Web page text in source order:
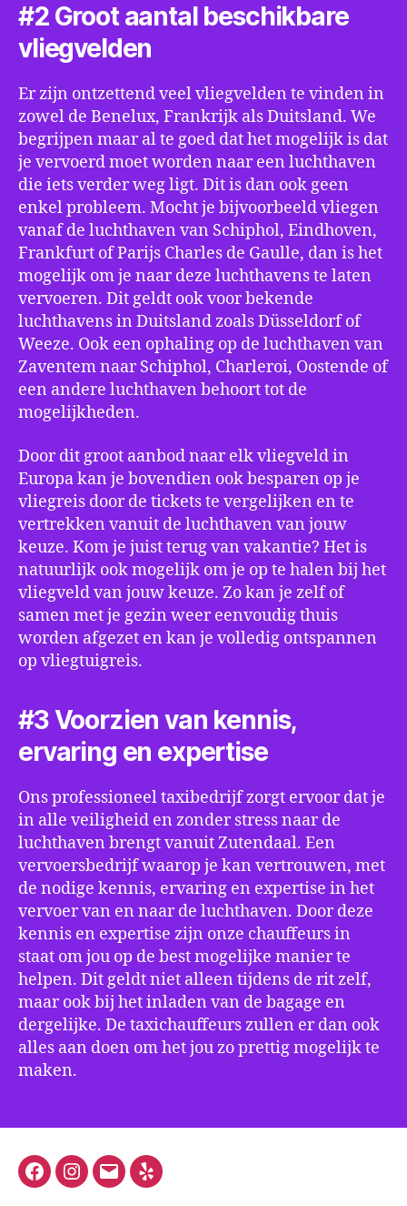
#2 Groot aantal beschikbare
vliegvelden
Er zijn ontzettend veel vliegvelden te vinden in
zowel de Benelux, Frankrijk als Duitsland. We
begrijpen maar al te goed dat het mogelijk is dat
je vervoerd moet worden naar een luchthaven
die iets verder weg ligt. Dit is dan ook geen
enkel probleem. Mocht je bijvoorbeeld vliegen
vanaf de luchthaven van Schiphol, Eindhoven,
Frankfurt of Parijs Charles de Gaulle, dan is het
mogelijk om je naar deze luchthavens te laten
vervoeren. Dit geldt ook voor bekende
luchthavens in Duitsland zoals Düsseldorf of
Weeze. Ook een ophaling op de luchthaven van
Zaventem naar Schiphol, Charleroi, Oostende of
een andere luchthaven behoort tot de
mogelijkheden.
Door dit groot aanbod naar elk vliegveld in
Europa kan je bovendien ook besparen op je
vliegreis door de tickets te vergelijken en te
vertrekken vanuit de luchthaven van jouw
keuze. Kom je juist terug van vakantie? Het is
natuurlijk ook mogelijk om je op te halen bij het
vliegveld van jouw keuze. Zo kan je zelf of
samen met je gezin weer eenvoudig thuis
worden afgezet en kan je volledig ontspannen
op vliegtuigreis.
#3 Voorzien van kennis,
ervaring en expertise
Ons professioneel taxibedrijf zorgt ervoor dat je
in alle veiligheid en zonder stress naar de
luchthaven brengt vanuit Zutendaal. Een
vervoersbedrijf waarop je kan vertrouwen, met
de nodige kennis, ervaring en expertise in het
vervoer van en naar de luchthaven. Door deze
kennis en expertise zijn onze chauffeurs in
staat om jou op de best mogelijke manier te
helpen. Dit geldt niet alleen tijdens de rit zelf,
maar ook bij het inladen van de bagage en
dergelijke. De taxichauffeurs zullen er dan ook
alles aan doen om het jou zo prettig mogelijk te
maken.
FacebookInstagram
E-
Yelp